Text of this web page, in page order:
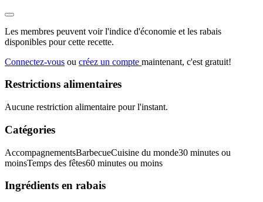
Les membres peuvent voir l'indice d'économie et les rabais
disponibles pour cette recette.
Connectez-vous ou créez un compte maintenant, c'est gratuit!
Restrictions alimentaires
Aucune restriction alimentaire pour l'instant.
Catégories
AccompagnementsBarbecueCuisine du monde30 minutes ou
moinsTemps des fêtes60 minutes ou moins
Ingrédients en rabais